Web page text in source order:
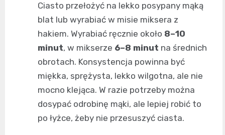
Ciasto przełożyć na lekko posypany mąką
blat lub wyrabiać w misie miksera z
hakiem. Wyrabiać ręcznie około 8–10
minut, w mikserze 6–8 minut na średnich
obrotach. Konsystencja powinna być
miękka, sprężysta, lekko wilgotna, ale nie
mocno klejąca. W razie potrzeby można
dosypać odrobinę mąki, ale lepiej robić to
po łyżce, żeby nie przesuszyć ciasta.